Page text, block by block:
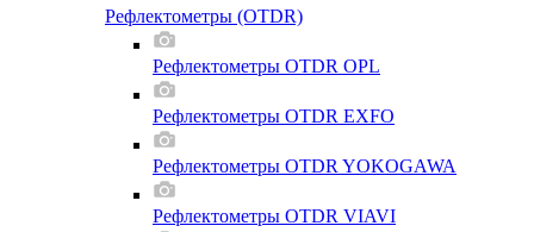
Рефлектометры (OTDR)
Рефлектометры OTDR OPL
Рефлектометры OTDR EXFO
Рефлектометры OTDR YOKOGAWA
Рефлектометры OTDR VIAVI